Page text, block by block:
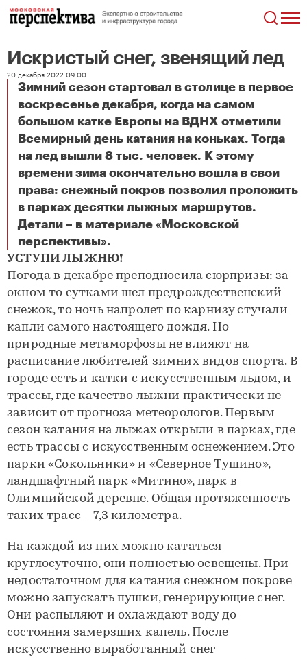
Искристый снег, звенящий лед
20 декабря 2022 09:00
Зимний сезон стартовал в столице в первое
воскресенье декабря, когда на самом
большом катке Европы на ВДНХ отметили
Всемирный день катания на коньках. Тогда
на лед вышли 8 тыс. человек. К этому
времени зима окончательно вошла в свои
права: снежный покров позволил проложить
в парках десятки лыжных маршрутов.
Детали – в материале «Московской
перспективы».
Искристый снег, звенящий лед
УСТУПИ ЛЫЖНЮ!
Погода в декабре преподносила сюрпризы: за
окном то сутками шел предрождественский
снежок, то ночь напролет по карнизу стучали
капли самого настоящего дождя. Но
природные метаморфозы не влияют на
расписание любителей зимних видов спорта. В
городе есть и катки с искусственным льдом, и
трассы, где качество лыжни практически не
зависит от прогноза метеорологов. Первым
сезон катания на лыжах открыли в парках, где
есть трассы с искусственным оснежением. Это
парки «Сокольники» и «Северное Тушино»,
ландшафтный парк «Митино», парк в
Олимпийской деревне. Общая протяженность
таких трасс – 7,3 километра.
На каждой из них можно кататься
круглосуточно, они полностью освещены. При
недостаточном для катания снежном покрове
можно запускать пушки, генерирующие снег.
Они распыляют и охлаждают воду до
состояния замерзших капель. После
искусственно выработанный снег